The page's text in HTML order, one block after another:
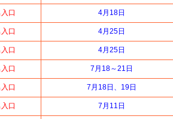
口 4月18日
口 4月25日
口 4月25日
口 7月18～21日
口 7月18日、19日
口 7月11日